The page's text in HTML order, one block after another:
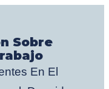
Sobre
En El